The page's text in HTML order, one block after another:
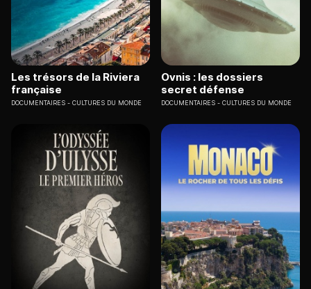
Les trésors de la Riviera
française
DOCUMENTAIRES CULTURES DU MONDE
Ovnis : les dossiers
secret défense
DOCUMENTAIRES CULTURES DU MONDE